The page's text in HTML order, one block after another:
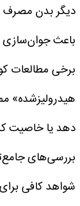
دیگر بدن مصرف
باعث
برخی مطالعات
هیدرولیزشده»
دهد یا خاصیت
بررسی‌های
شواهد کافی